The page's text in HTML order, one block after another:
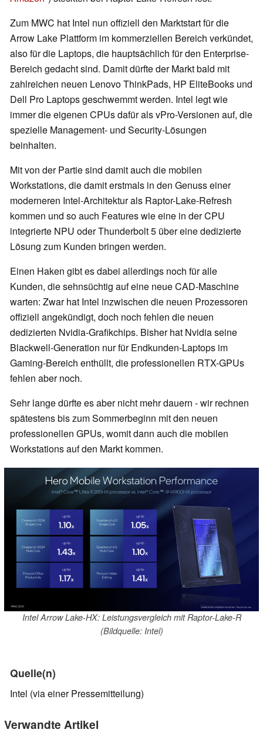
Zum MWC hat Intel nun offiziell den Marktstart für die
Arrow Lake Plattform im kommerziellen Bereich verkündet,
also für die Laptops, die hauptsächlich für den Enterprise-
Bereich gedacht sind. Damit dürfte der Markt bald mit
zahlreichen neuen Lenovo ThinkPads, HP EliteBooks und
Dell Pro Laptops geschwemmt werden. Intel legt wie
immer die eigenen CPUs dafür als vPro-Versionen auf, die
spezielle Management- und Security-Lösungen
beinhalten.
Mit von der Partie sind damit auch die mobilen
Workstations, die damit erstmals in den Genuss einer
moderneren Intel-Architektur als Raptor-Lake-Refresh
kommen und so auch Features wie eine in der CPU
integrierte NPU oder Thunderbolt 5 über eine dedizierte
Lösung zum Kunden bringen werden.
Einen Haken gibt es dabei allerdings noch für alle
Kunden, die sehnsüchtig auf eine neue CAD-Maschine
warten: Zwar hat Intel inzwischen die neuen Prozessoren
offiziell angekündigt, doch noch fehlen die neuen
dedizierten Nvidia-Grafikchips. Bisher hat Nvidia seine
Blackwell-Generation nur für Endkunden-Laptops im
Gaming-Bereich enthüllt, die professionellen RTX-GPUs
fehlen aber noch.
Sehr lange dürfte es aber nicht mehr dauern - wir rechnen
spätestens bis zum Sommerbeginn mit den neuen
professionellen GPUs, womit dann auch die mobilen
Workstations auf den Markt kommen.
Intel Arrow Lake-HX: Leistungsvergleich mit Raptor-Lake-R
(Bildquelle: Intel)
Quelle(n)
Intel (via einer Pressemitteilung)
Verwandte Artikel